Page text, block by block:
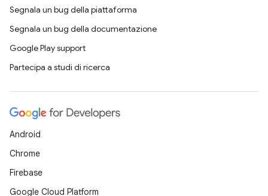
Segnala un bug della piattaforma
Segnala un bug della documentazione
Google Play support
Partecipa a studi di ricerca
Android
Chrome
Firebase
Google Cloud Platform